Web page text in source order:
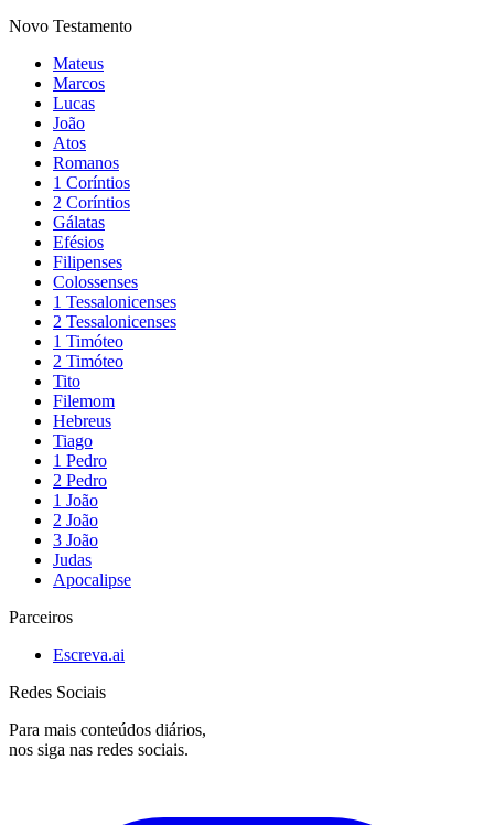
Novo Testamento
Mateus
Marcos
Lucas
João
Atos
Romanos
1 Coríntios
2 Coríntios
Gálatas
Efésios
Filipenses
Colossenses
1 Tessalonicenses
2 Tessalonicenses
1 Timóteo
2 Timóteo
Tito
Filemom
Hebreus
Tiago
1 Pedro
2 Pedro
1 João
2 João
3 João
Judas
Apocalipse
Parceiros
Escreva.ai
Redes Sociais
Para mais conteúdos diários,
nos siga nas redes sociais.